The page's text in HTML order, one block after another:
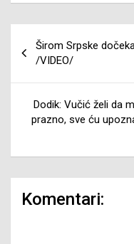
Navigacija
članaka
Širom Srpske
/VIDEO/
Dodik: Vučić želi da
prazno, sve ću
Komentari: